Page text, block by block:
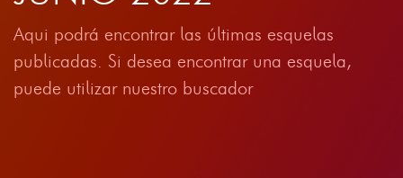
Aqui podrá encontrar las últimas esquelas
publicadas. Si desea encontrar una esquela,
puede utilizar nuestro buscador